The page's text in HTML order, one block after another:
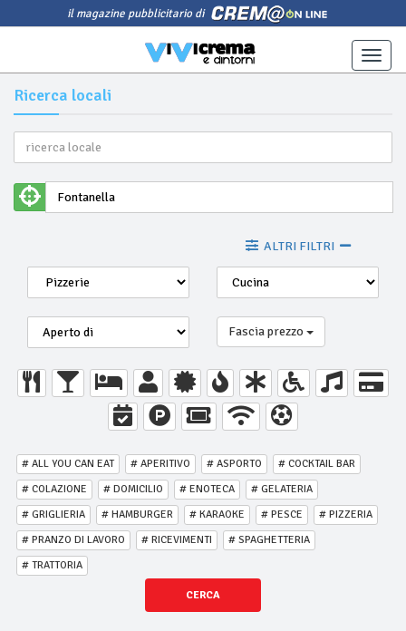
il magazine pubblicitario di
Toggle
Ricerca locali
ALTRI FILTRI
Fascia prezzo
# ALL YOU CAN EAT # APERITIVO # ASPORTO
# COCKTAIL BAR
# COLAZIONE
# DOMICILIO # ENOTECA
# GELATERIA
# GRIGLIERIA
# HAMBURGER # KARAOKE # PESCE
# PIZZERIA
# PRANZO DI LAVORO
# RICEVIMENTI
# SPAGHETTERIA
# TRATTORIA
CERCA